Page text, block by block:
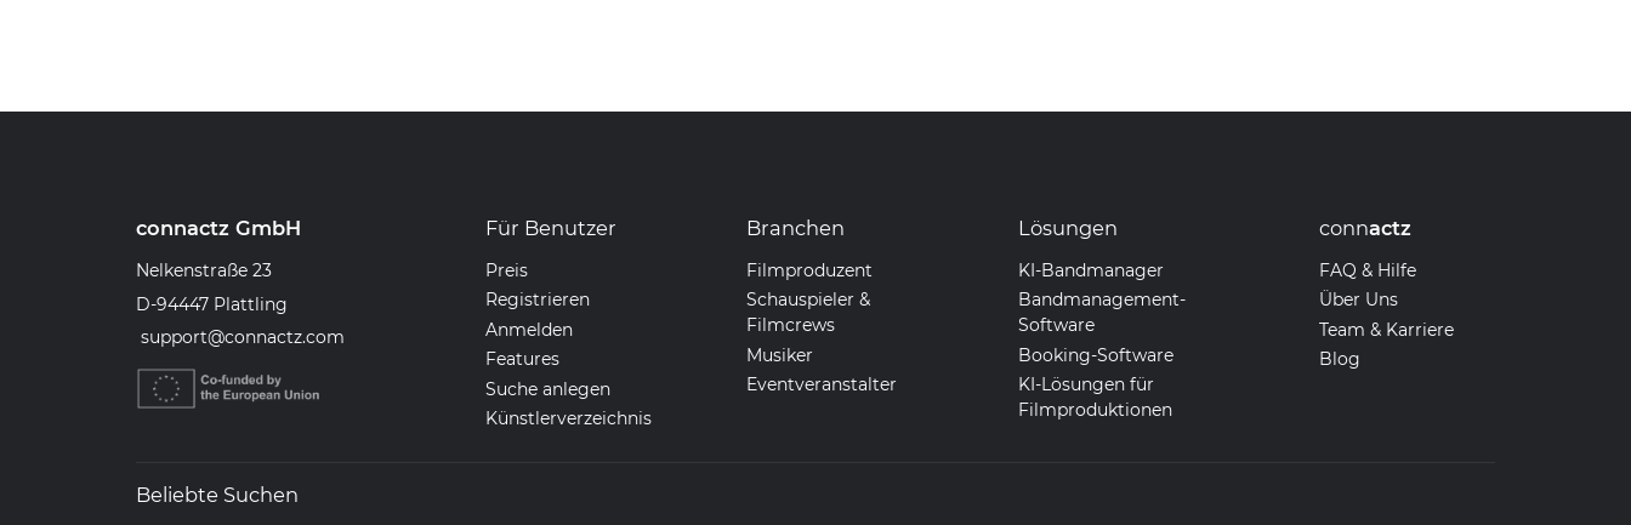
connactz GmbH Für Benutzer Branchen Lösungen connactz
Nelkenstraße 23
D-94447 Plattling
support@connactz.com
Preis
Registrieren
Anmelden
Features
Suche anlegen
Künstlerverzeichnis
Filmproduzent
Schauspieler &
Filmcrews
Musiker
Eventveranstalter
KI-Bandmanager
Bandmanagement-
Software
Booking-Software
KI-Lösungen für
Filmproduktionen
FAQ & Hilfe
Über Uns
Team & Karriere
Blog
Beliebte Suchen